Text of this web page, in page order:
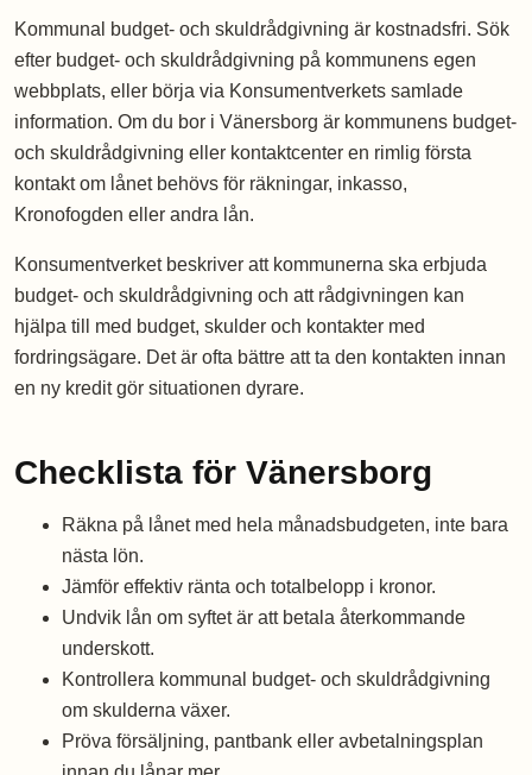
Kommunal budget- och skuldrådgivning är kostnadsfri. Sök
efter budget- och skuldrådgivning på kommunens egen
webbplats, eller börja via Konsumentverkets samlade
information. Om du bor i Vänersborg är kommunens budget-
och skuldrådgivning eller kontaktcenter en rimlig första
kontakt om lånet behövs för räkningar, inkasso,
Kronofogden eller andra lån.
Konsumentverket beskriver att kommunerna ska erbjuda
budget- och skuldrådgivning och att rådgivningen kan
hjälpa till med budget, skulder och kontakter med
fordringsägare. Det är ofta bättre att ta den kontakten innan
en ny kredit gör situationen dyrare.
Checklista för Vänersborg
Räkna på lånet med hela månadsbudgeten, inte bara
nästa lön.
Jämför effektiv ränta och totalbelopp i kronor.
Undvik lån om syftet är att betala återkommande
underskott.
Kontrollera kommunal budget- och skuldrådgivning
om skulderna växer.
Pröva försäljning, pantbank eller avbetalningsplan